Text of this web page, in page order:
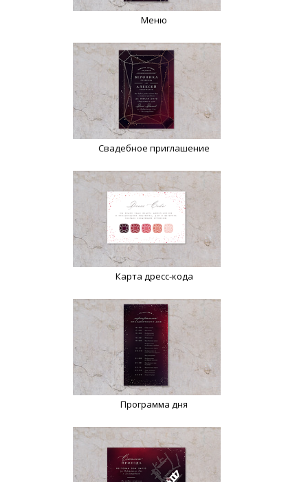
Меню
Свадебное приглашение
Карта дресс-кода
Программа дня